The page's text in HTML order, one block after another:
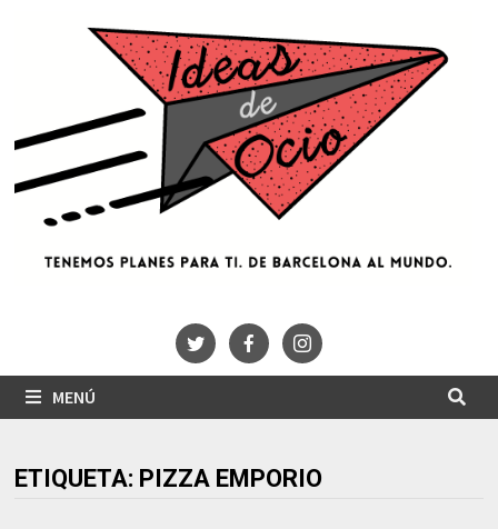
MENÚ
ETIQUETA: PIZZA EMPORIO